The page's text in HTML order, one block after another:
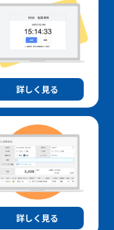
詳しく見る
詳しく見る